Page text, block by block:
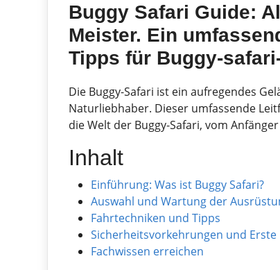
Buggy Safari Guide:
Meister. Ein
Tipps für Buggy-
Die Buggy-Safari ist ein aufregendes
Naturliebhaber. Dieser umfassende
die Welt der Buggy-Safari, vom
Inhalt
Einführung: Was ist Buggy Safari?
Auswahl und Wartung der
Fahrtechniken und Tipps
Sicherheitsvorkehrungen und Erste
Fachwissen erreichen